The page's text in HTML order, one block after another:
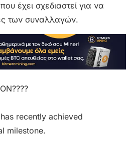
έχει σχεδιαστεί για να
των συναλλαγών.
has recently achieved
milestone.